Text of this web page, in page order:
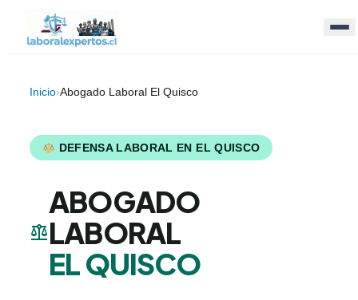
Inicio›Abogado Laboral El Quisco
DEFENSA LABORAL EN EL QUISCO
balance
ABOGADO
LABORAL
EL QUISCO